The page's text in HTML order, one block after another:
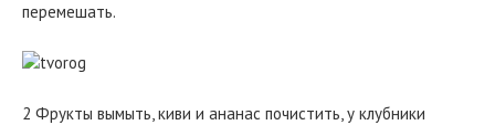
перемешать.
2 Фрукты вымыть, киви и ананас почистить, у клубники